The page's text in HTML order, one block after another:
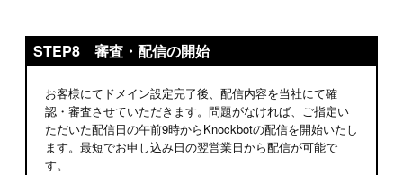
STEP8 審査・配信の開始
お客様にてドメイン設定完了後、配信内容を当社にて確
認・審査させていただきます。問題がなければ、ご指定い
ただいた配信日の午前9時からKnockbotの配信を開始いたし
ます。最短でお申し込み日の翌営業日から配信が可能で
す。